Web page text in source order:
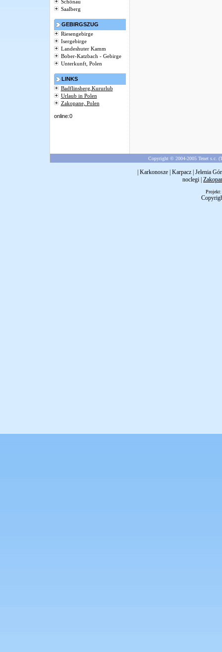
Schönau
Saalberg
GEBIRGSZUG
Riesengebirge
Isergebirge
Landeshuter Kamm
Bober-Katzbach - Gebirge
Unterkunft, Polen
LINKS
Badflinsberg,Kururlub
Urlaub in Polen
Zakopane, Polen
online:0
Copyright © 2004-2005 Tenet s.c.
Karkonosze Karpacz Jelenia
noclegi